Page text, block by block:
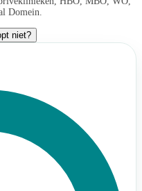
Domein.
niet?